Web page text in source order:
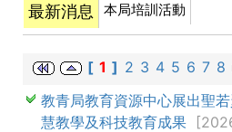
最新消息 本局培訓活動
[ 1 ] 2 3 4 5 6 7 8
教青局教育資源中心展出聖
慧教學及科技教育成果